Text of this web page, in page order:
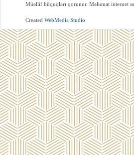
Müəllif hüquqları qorunur. Məlumat internet
Created WebMedia Studio